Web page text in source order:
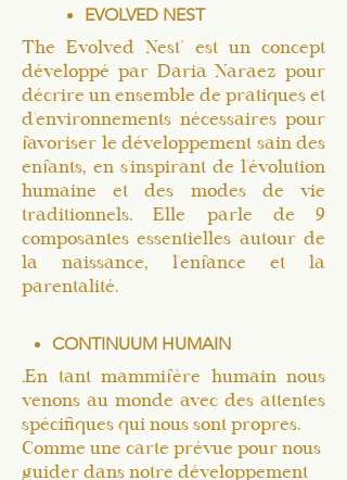
EVOLVED NEST
The Evolved Nest" est un concept
développé par Daria Naraez pour
décrire un ensemble de pratiques et
d'environnements nécessaires pour
favoriser le développement sain des
enfants, en s'inspirant de l'évolution
humaine et des modes de vie
traditionnels. Elle parle de 9
composantes essentielles autour de
la naissance, l'enfance et la
parentalité.
CONTINUUM HUMAIN
.En tant mammifère humain nous
venons au monde avec des attentes
spécifiques qui nous sont propres.
Comme une carte prévue pour nous
guider dans notre développement